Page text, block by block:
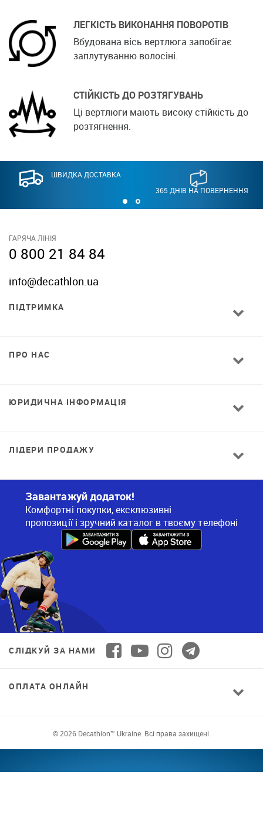
ЛЕГКІСТЬ ВИКОНАННЯ ПОВОРОТІВ
Вбудована вісь вертлюга запобігає
заплутуванню волосіні.
СТІЙКІСТЬ ДО РОЗТЯГУВАНЬ
Ці вертлюги мають високу стійкість до
розтягнення.
ШВИДКА ДОСТАВКА
365 ДНІВ НА ПОВЕРНЕННЯ
ГАРЯЧА ЛІНІЯ
0 800 21 84 84
info@decathlon.ua
ПІДТРИМКА
ПРО НАС
ЮРИДИЧНА ІНФОРМАЦІЯ
ЛІДЕРИ ПРОДАЖУ
Завантажуй додаток!
Комфортні покупки, ексклюзивні
пропозиції і зручний каталог в твоєму телефоні
СЛІДКУЙ ЗА НАМИ
ОПЛАТА ОНЛАЙН
© 2026 Decathlon™ Ukraine. Всі права захищені.